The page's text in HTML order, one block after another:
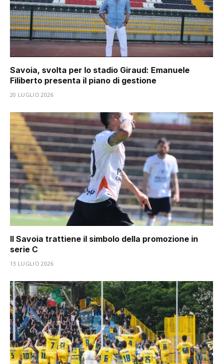
Savoia, svolta per lo stadio Giraud: Emanuele
Filiberto presenta il piano di gestione
20 LUGLIO 2026
Il Savoia trattiene il simbolo della promozione in
serie C
13 LUGLIO 2026